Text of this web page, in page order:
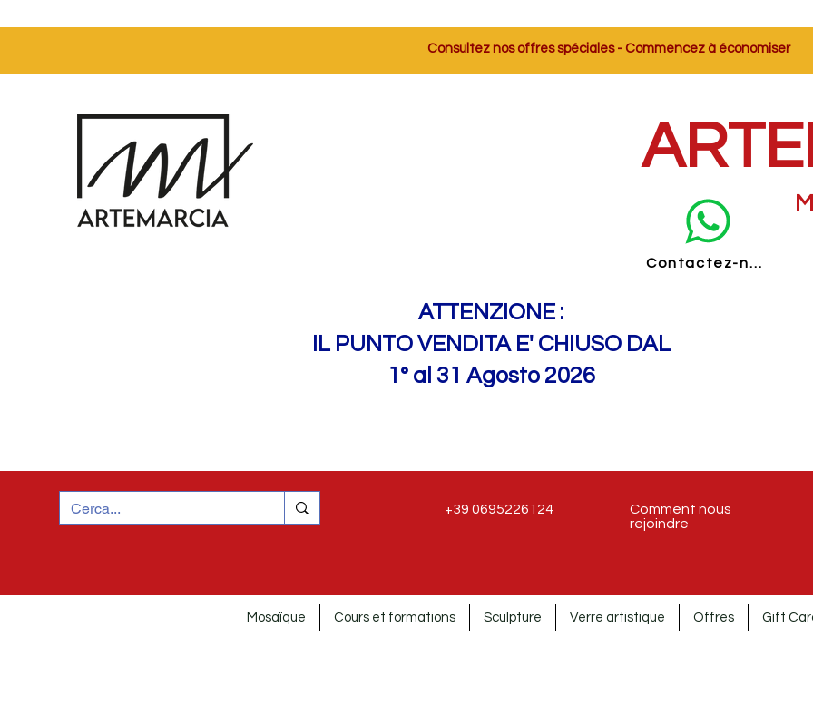
Consultez nos offres spéciales - Commencez à économiser
Contactez-nous
ATTENZIONE :
IL PUNTO VENDITA E' CHIUSO DAL
1° al 31 Agosto 2026
+39 0695226124
Comment nous
rejoindre
Mosaïque Cours et formations Sculpture Verre artistique Offres Gift